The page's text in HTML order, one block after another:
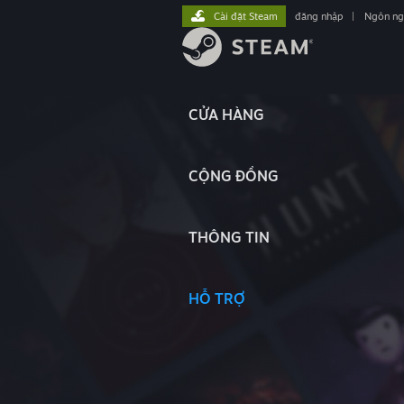
CỬA HÀNG
CỘNG ĐỒNG
THÔNG TIN
HỖ TRỢ
Cài đặt Steam đăng nhập Ngôn